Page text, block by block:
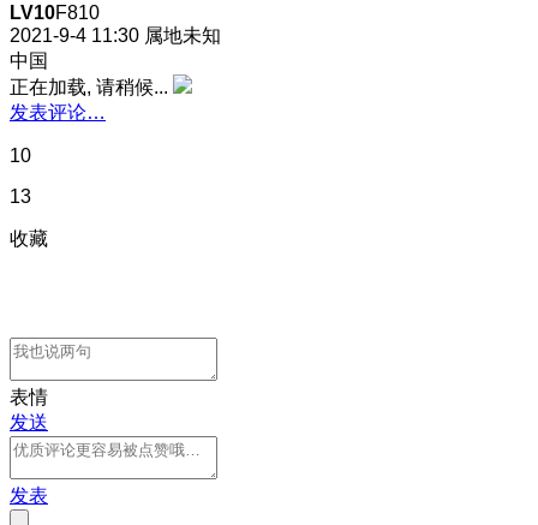
LV10F810
2021-9-4 11:30 属地未知
中国
正在加载, 请稍候...
发表评论…
10
13
收藏
表情
发送
发表